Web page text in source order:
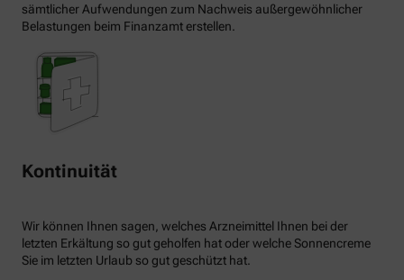
sämtlicher Aufwendungen zum Nachweis außergewöhnlicher
Belastungen beim Finanzamt erstellen.
Kontinuität
Wir können Ihnen sagen, welches Arzneimittel Ihnen bei der
letzten Erkältung so gut geholfen hat oder welche Sonnencreme
Sie im letzten Urlaub so gut geschützt hat.